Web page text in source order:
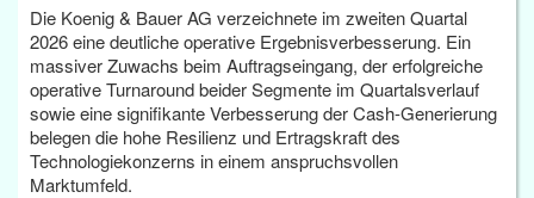
Die Koenig & Bauer AG verzeichnete im zweiten Quartal
2026 eine deutliche operative Ergebnisverbesserung. Ein
massiver Zuwachs beim Auftragseingang, der erfolgreiche
operative Turnaround beider Segmente im Quartalsverlauf
sowie eine signifikante Verbesserung der Cash-Generierung
belegen die hohe Resilienz und Ertragskraft des
Technologiekonzerns in einem anspruchsvollen
Marktumfeld.